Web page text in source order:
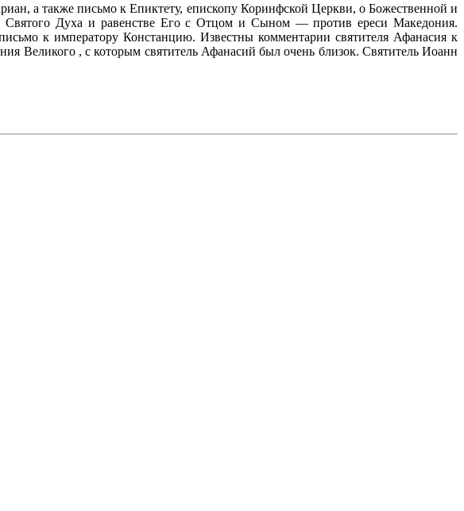
а также письмо к Епиктету, епископу Коринфской Церкви, о Божественной и
Святого Духа и равенстве Его с Отцом и Сыном — против ереси Македония.
к императору Констанцию. Известны комментарии святителя Афанасия к
Великого , с которым святитель Афанасий был очень близок. Святитель Иоанн